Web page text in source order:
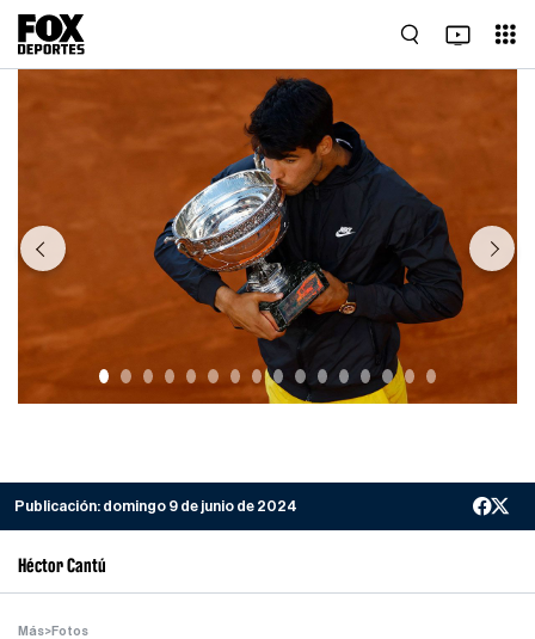
Previous Next
Publicación: domingo 9 de junio de 2024
Héctor Cantú
Más>Fotos